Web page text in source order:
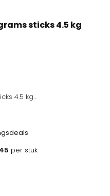
sticks 4.5 kg
4.5 kg...
per stuk